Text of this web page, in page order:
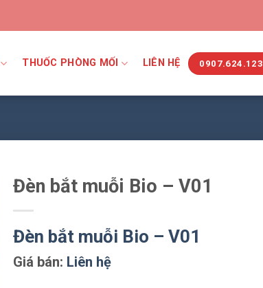
THUỐC PHÒNG MỐI LIÊN HỆ 0907.624.123
Đèn bắt muỗi Bio – V01
Đèn bắt muỗi Bio – V01
Giá bán: Liên hệ